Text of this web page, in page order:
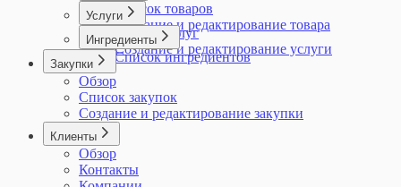
Список товаров
Создание и редактирование товара
Услуги
Список услуг
Создание и редактирование услуги
Ингредиенты
Список ингредиентов
Закупки
Обзор
Список закупок
Создание и редактирование закупки
Клиенты
Обзор
Контакты